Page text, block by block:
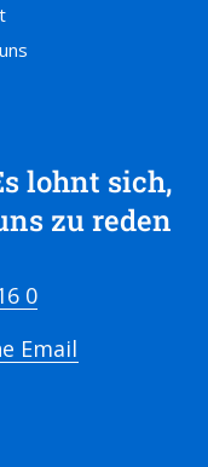
lohnt sich,
zu reden
0
Email